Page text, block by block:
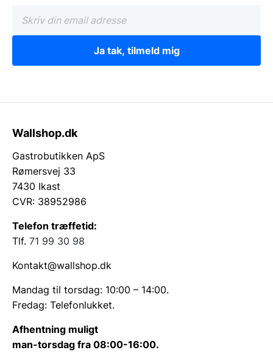
Ja tak, tilmeld mig
Wallshop.dk
Gastrobutikken ApS
Rømersvej 33
7430 Ikast
CVR: 38952986
Telefon træffetid:
Tlf. 71 99 30 98
Kontakt@wallshop.dk
Mandag til torsdag: 10:00 – 14:00.
Fredag: Telefonlukket.
Afhentning muligt
man-torsdag fra 08:00-16:00.